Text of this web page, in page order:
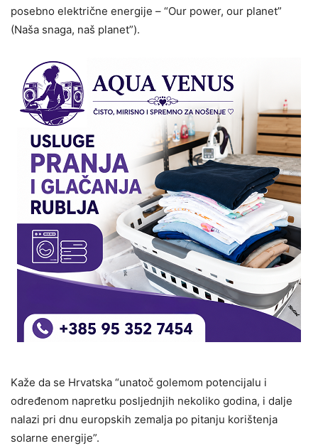
posebno električne energije – “Our power, our planet”
(Naša snaga, naš planet”).
Kaže da se Hrvatska “unatoč golemom potencijalu i
određenom napretku posljednjih nekoliko godina, i dalje
nalazi pri dnu europskih zemalja po pitanju korištenja
solarne energije”.